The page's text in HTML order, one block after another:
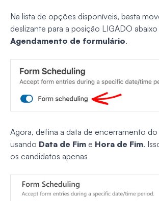
Na lista de opções disponíveis, basta
deslizante para a posição LIGADO
Agendamento de formulário.
Agora, defina a data de encerramento
usando Data de Fim e Hora de Fim.
os candidatos apenas